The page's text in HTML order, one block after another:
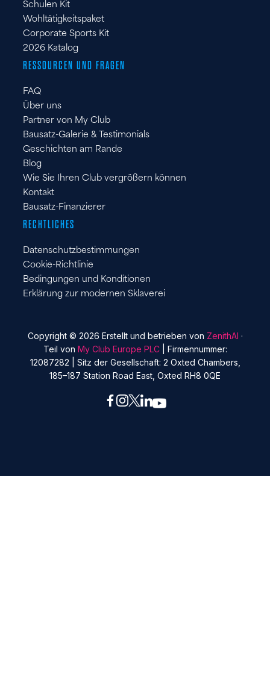
Schulen Kit
Wohltätigkeitspaket
Corporate Sports Kit
2026 Katalog
RESSOURCEN UND FRAGEN
FAQ
Über uns
Partner von My Club
Bausatz-Galerie & Testimonials
Geschichten am Rande
Blog
Wie Sie Ihren Club vergrößern können
Kontakt
Bausatz-Finanzierer
RECHTLICHES
Datenschutzbestimmungen
Cookie-Richtlinie
Bedingungen und Konditionen
Erklärung zur modernen Sklaverei
Copyright © 2026 Erstellt und betrieben von ZenithAI ·
Teil von My Club Europe PLC| Firmennummer:
12087282 | Sitz der Gesellschaft: 2 Oxted Chambers,
185–187 Station Road East, Oxted RH8 0QE